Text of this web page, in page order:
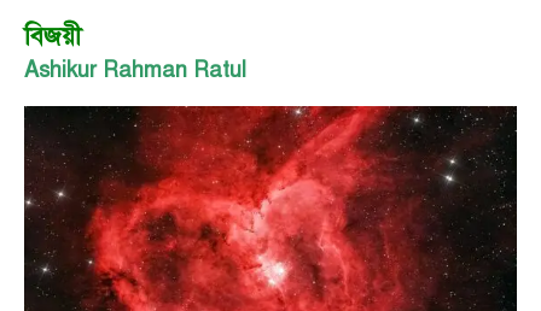
বিজয়ী
Ashikur Rahman Ratul